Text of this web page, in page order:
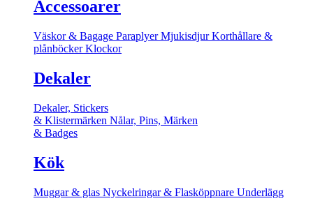
Accessoarer
Väskor & Bagage ParaplyerMjukisdjurKorthållare &
plånböckerKlockor
Dekaler
Dekaler, Stickers
& Klistermärken Nålar, Pins, Märken
& Badges
Kök
Muggar & glas Nyckelringar & Flasköppnare Underlägg